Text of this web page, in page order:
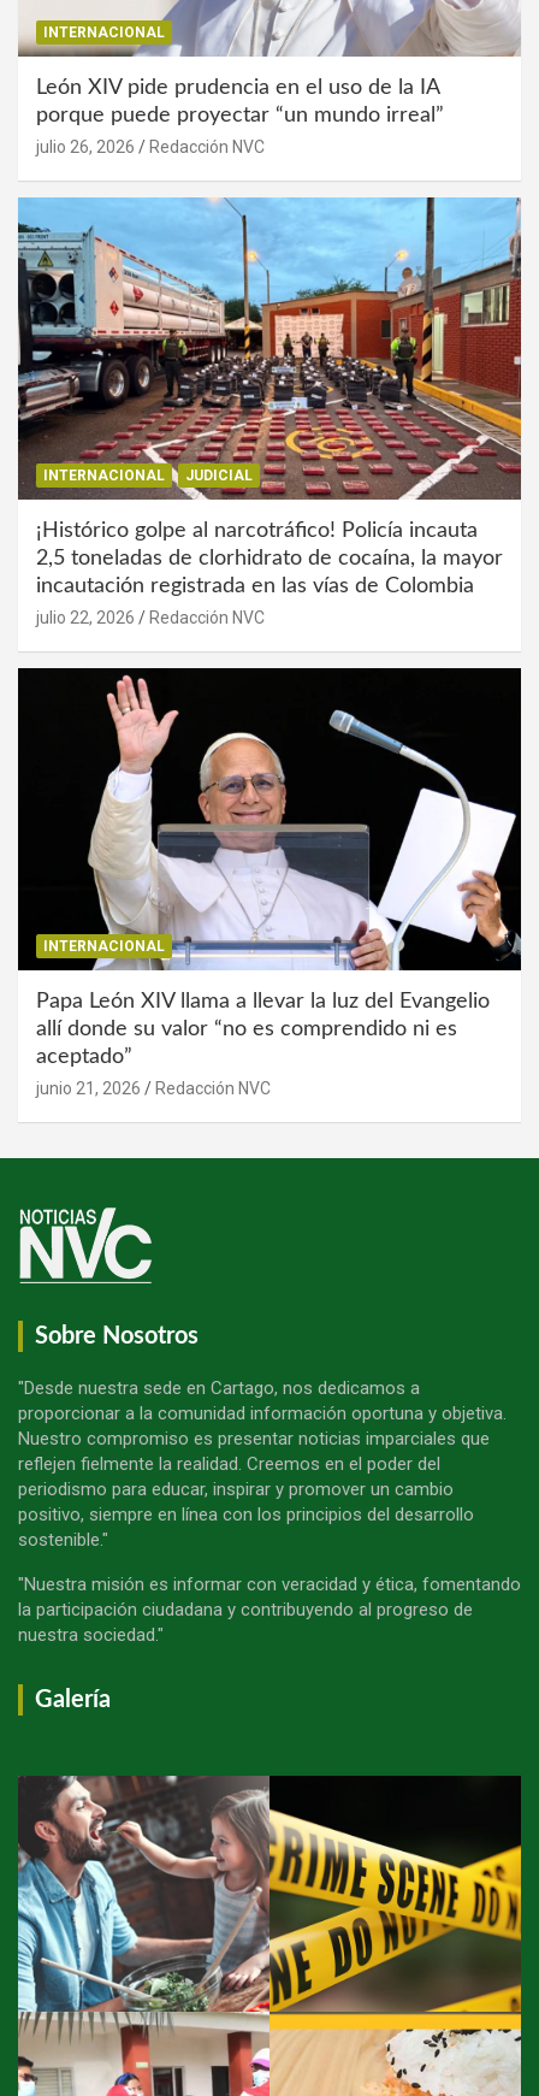
INTERNACIONAL
León XIV pide prudencia en el uso de la IA
porque puede proyectar “un mundo irreal”
julio 26, 2026 Redacción NVC
INTERNACIONAL JUDICIAL
¡Histórico golpe al narcotráfico! Policía incauta
2,5 toneladas de clorhidrato de cocaína, la mayor
incautación registrada en las vías de Colombia
julio 22, 2026 Redacción NVC
INTERNACIONAL
Papa León XIV llama a llevar la luz del Evangelio
allí donde su valor “no es comprendido ni es
aceptado”
junio 21, 2026 Redacción NVC
Sobre Nosotros
"Desde nuestra sede en Cartago, nos dedicamos a
proporcionar a la comunidad información oportuna y objetiva.
Nuestro compromiso es presentar noticias imparciales que
reflejen fielmente la realidad. Creemos en el poder del
periodismo para educar, inspirar y promover un cambio
positivo, siempre en línea con los principios del desarrollo
sostenible."
"Nuestra misión es informar con veracidad y ética, fomentando
la participación ciudadana y contribuyendo al progreso de
nuestra sociedad."
Galería